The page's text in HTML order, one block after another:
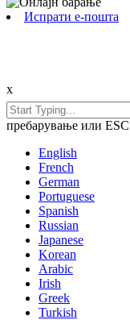
Испрати е-пошта
x
пребарување или ESC
English
French
German
Portuguese
Spanish
Russian
Japanese
Korean
Arabic
Irish
Greek
Turkish